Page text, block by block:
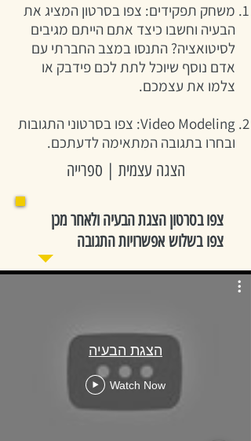
​משחק תפקידים: צפו בסרטון המציג את
הבעיה וחשבו כיצד אתם הייתם מגיבים
לסיטואציה? התנסו במצב החברתי עם
אדם נוסף שיוכל לתת לכם פידבק או
צלמו את עצמכם.
Video Modeling: צפו בסרטוני התגובות
ובחרו בתגובה המתאימה לדעתכם.
הצגה עצמית | ספרייה
צפו בסרטון הצגת הבעיה ולאחר מכן
צפו בשלוש אפשרויות התגובה
הצגת הבעיה
Watch Now